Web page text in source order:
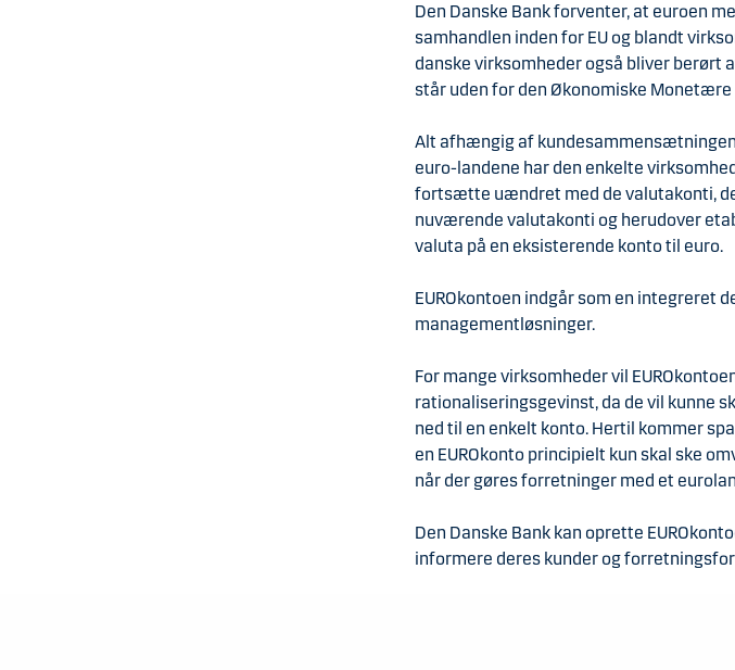
Den Danske Bank forventer, at euroen
samhandlen inden for EU og blandt
danske virksomheder også bliver berørt
står uden for den Økonomiske Monetære
Alt afhængig af
euro-landene har den enkelte
fortsætte uændret med de valutakonti,
nuværende valutakonti og herudover
valuta på en eksisterende konto til euro.
EUROkontoen indgår som en integreret
managementløsninger.
For mange virksomheder vil
rationaliseringsgevinst, da de vil kunne
ned til en enkelt konto. Hertil kommer
en EUROkonto principielt kun skal ske
når der gøres forretninger med et
Den Danske Bank kan oprette
informere deres kunder og